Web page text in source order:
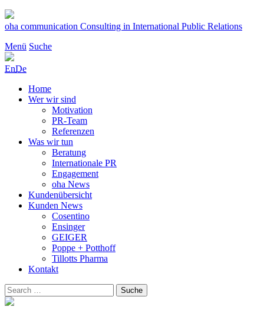
Zum
Inhalt
oha communication Consulting in International Public Relations
Menü Suche
EnDe
Home
Wer wir sind
Motivation
PR-Team
Referenzen
Was wir tun
Beratung
Internationale PR
Engagement
oha News
Kundenübersicht
Kunden News
Cosentino
Ensinger
GEIGER
Poppe + Potthoff
Tillotts Pharma
Kontakt
Suchen
nach:
Suche